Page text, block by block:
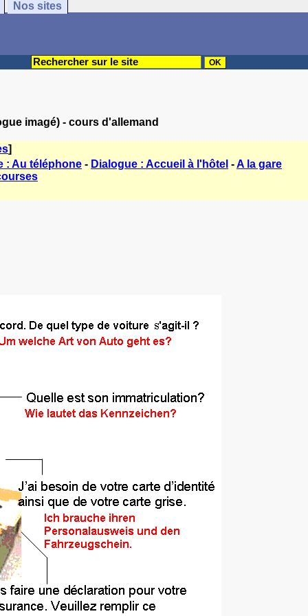
Nos sites
imagé) - cours d'allemand
]
: Au téléphone - Dialogue : Accueil à l'hôtel -A la gare